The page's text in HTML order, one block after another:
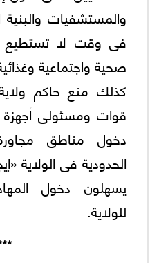
والمستشفيات
فى وقت لا تستطيع
صحية واجتماعية
كذلك منع حاكم
قوات ومسئولى أجهزة
دخول مناطق
الحدودية فى الولاية
يسهلون دخول
للولاية.